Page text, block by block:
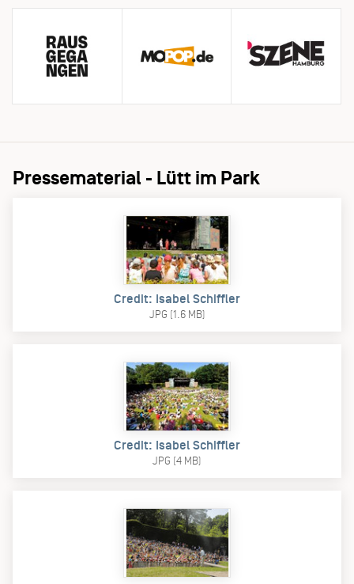
Pressematerial - Lütt im Park
Credit: Isabel Schiffler
JPG (1.6 MB)
Credit: Isabel Schiffler
JPG (4 MB)